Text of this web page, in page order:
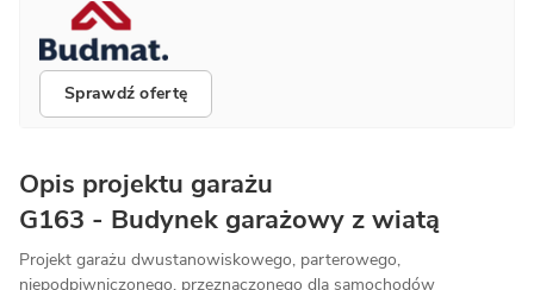
Sprawdź ofertę
Opis projektu garażu
G163 - Budynek garażowy z wiatą
Projekt garażu dwustanowiskowego, parterowego,
niepodpiwniczonego, przeznaczonego dla samochodów